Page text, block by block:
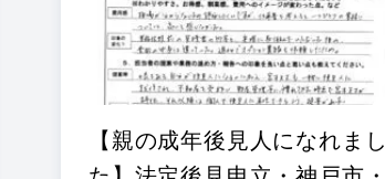
【親の成年後見人になれまし